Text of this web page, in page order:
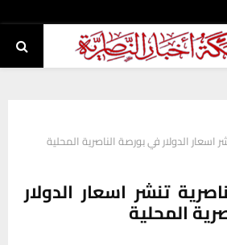
اسعار الدولار في بورصة الناصرية المحلية
تنشر اسعار الدولار
المحلية